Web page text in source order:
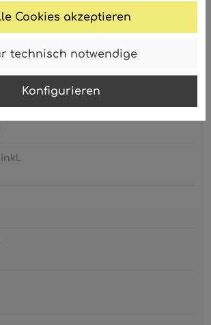
Cookies akzeptieren
technisch notwendige
Konfigurieren